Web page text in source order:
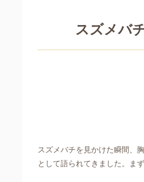
スズメバ
スズメバチを見かけた瞬間、
として語られてきました。ま